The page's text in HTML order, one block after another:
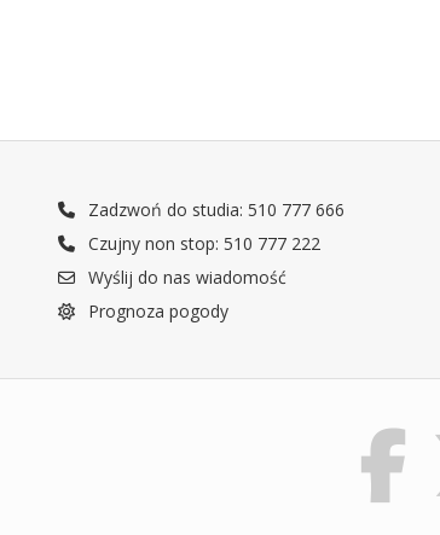
Zadzwoń do studia: 510 777 666
Czujny non stop: 510 777 222
Wyślij do nas wiadomość
Prognoza pogody